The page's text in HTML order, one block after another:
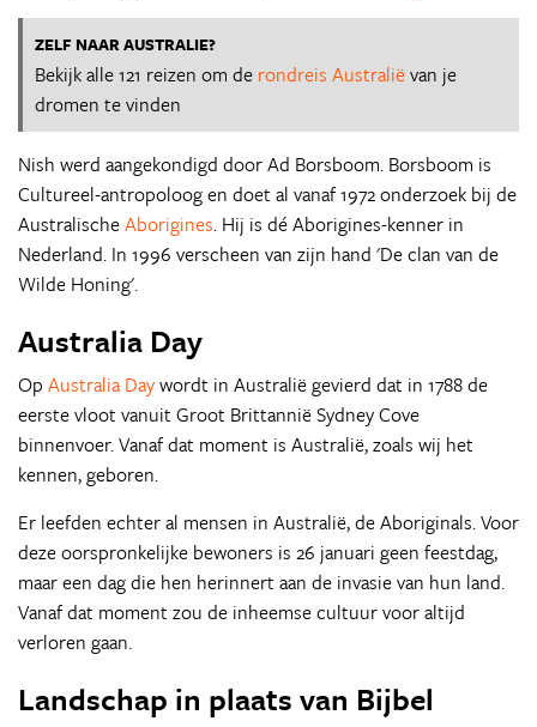
ZELF NAAR AUSTRALIE?
Bekijk alle 121 reizen om de rondreis Australiëvan je
dromen te vinden
Nish werd aangekondigd door Ad Borsboom. Borsboom is
Cultureel-antropoloog en doet al vanaf 1972 onderzoek bij de
AustralischeAborigines. Hij is dé Aborigines-kenner in
Nederland. In 1996 verscheen van zijn hand 'De clan van de
Wilde Honing'.
Australia Day
Op Australia Daywordt in Australië gevierd dat in 1788 de
eerste vloot vanuit Groot Brittannië Sydney Cove
binnenvoer. Vanaf dat moment is Australië, zoals wij het
kennen, geboren.
Er leefden echter al mensen in Australië, de Aboriginals. Voor
deze oorspronkelijke bewoners is 26 januari geen feestdag,
maar een dag die hen herinnert aan de invasie van hun land.
Vanaf dat moment zou de inheemse cultuur voor altijd
verloren gaan.
Landschap in plaats van Bijbel